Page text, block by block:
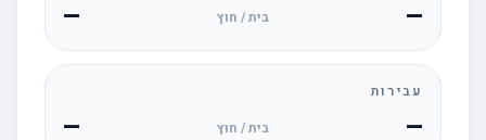
— בית / חוץ —
עבירות
— בית / חוץ —